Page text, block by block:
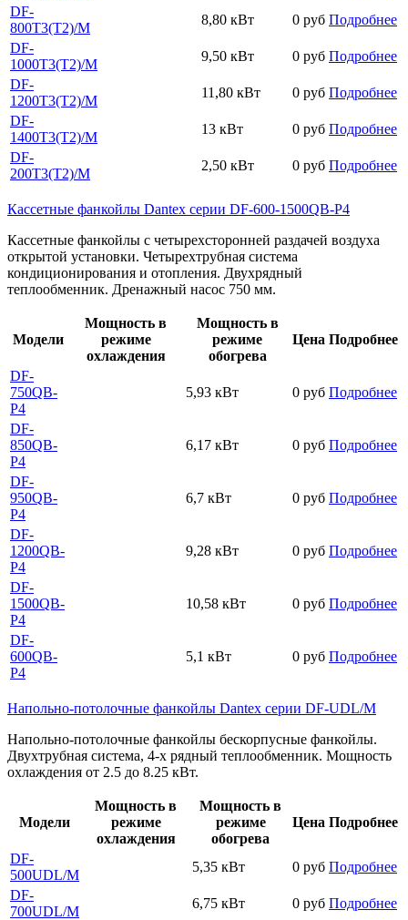
DF-
800T3(T2)/M
8,80 кВт 0 руб Подробнее
DF-
1000T3(T2)/M
9,50 кВт 0 руб Подробнее
DF-
1200T3(T2)/M
11,80 кВт 0 руб Подробнее
DF-
1400T3(T2)/M
13 кВт 0 руб Подробнее
DF-
200T3(T2)/M
2,50 кВт 0 руб Подробнее
Кассетные фанкойлы Dantex серии DF-600-1500QB-P4
Кассетные фанкойлы с четырехсторонней раздачей воздуха
открытой установки. Четырехтрубная система
кондиционирования и отопления. Двухрядный
теплообменник. Дренажный насос 750 мм.
Модели
Мощность в
режиме
охлаждения
Мощность в
режиме
обогрева
Цена Подробнее
DF-
750QB-
P4
5,93 кВт 0 руб Подробнее
DF-
850QB-
P4
6,17 кВт 0 руб Подробнее
DF-
950QB-
P4
6,7 кВт 0 руб Подробнее
DF-
1200QB-
P4
9,28 кВт 0 руб Подробнее
DF-
1500QB-
P4
10,58 кВт 0 руб Подробнее
DF-
600QB-
P4
5,1 кВт 0 руб Подробнее
Напольно-потолочные фанкойлы Dantex серии DF-UDL/M
Напольно-потолочные фанкойлы бескорпусные фанкойлы.
Двухтрубная система, 4-х рядный теплообменник. Мощность
охлаждения от 2.5 до 8.25 кВт.
Модели
Мощность в
режиме
охлаждения
Мощность в
режиме
обогрева
Цена Подробнее
DF-
500UDL/M
5,35 кВт 0 руб Подробнее
DF-
700UDL/M
6,75 кВт 0 руб Подробнее